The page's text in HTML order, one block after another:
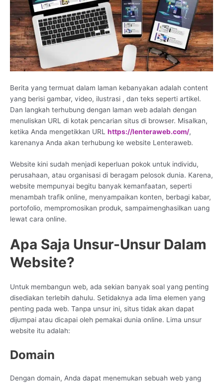
Berita yang termuat dalam laman kebanyakan adalah content
yang berisi gambar, video, ilustrasi , dan teks seperti artikel.
Dan langkah terhubung dengan laman web adalah dengan
menuliskan URL di kotak pencarian situs di browser. Misalkan,
ketika Anda mengetikkan URL https://lenteraweb.com/,
karenanya Anda akan terhubung ke website Lenteraweb.
Website kini sudah menjadi keperluan pokok untuk individu,
perusahaan, atau organisasi di beragam pelosok dunia. Karena,
website mempunyai begitu banyak kemanfaatan, seperti
menambah trafik online, menyampaikan konten, berbagi kabar,
portofolio, mempromosikan produk, sampaimenghasilkan uang
lewat cara online.
Apa Saja Unsur-Unsur Dalam
Website?
Untuk membangun web, ada sekian banyak soal yang penting
disediakan terlebih dahulu. Setidaknya ada lima elemen yang
penting pada web. Tanpa unsur ini, situs tidak akan dapat
dijumpai atau dicapai oleh pemakai dunia online. Lima unsur
website itu adalah:
Domain
Dengan domain, Anda dapat menemukan sebuah web yang